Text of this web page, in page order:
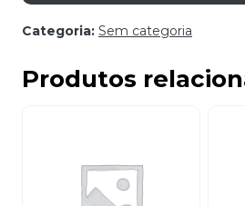
Categoria: Sem categoria
Produtos